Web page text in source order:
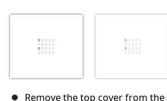
Remove the top cover from